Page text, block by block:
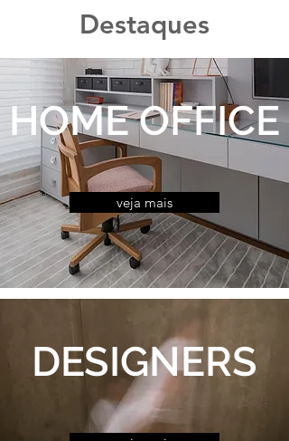
Destaques
HOME OFFICE
veja mais
DESIGNERS